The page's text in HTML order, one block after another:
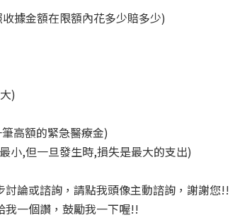
據金額在限額內花多少賠多少)
)
高額的緊急醫療金)
小,但一旦發生時,損失是最大的支出)
論或諮詢，請點我頭像主動諮詢，謝謝您!!
我一個讚，鼓勵我一下喔!!